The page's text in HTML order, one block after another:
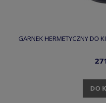
GARNEK HERMETYCZNY DO
DO